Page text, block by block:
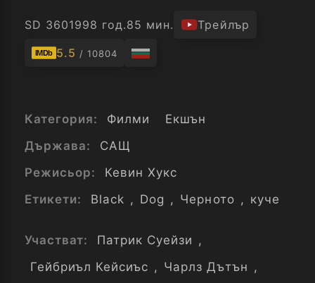
SD 3601998 год.85 мин. Трейлър
IMDb 5.5 / 10804
Категория: Филми
Екшън
Държава:
САЩ
Режисьор:
Кевин Хукс
Етикети:
Black , Dog , Черното , куче
Участват: Патрик Суейзи ,
Гейбриъл Кейсиъс , Чарлз Дътън ,